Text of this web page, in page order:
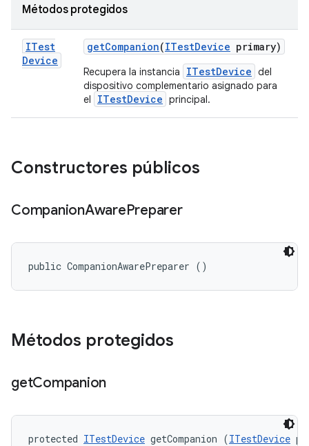
Métodos protegidos
ITest
Device
getCompanion(ITestDevice primary)
Recupera la instancia ITestDevice del
dispositivo complementario asignado para
el
ITestDevice principal.
Constructores públicos
CompanionAwarePreparer
public CompanionAwarePreparer ()
Métodos protegidos
getCompanion
protected ITestDevice getCompanion (ITestDevice